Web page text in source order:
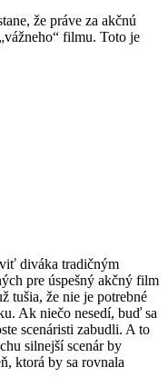
že práve za akčnú
filmu. Toto je
diváka tradičným
pre úspešný akčný film
tušia, že nie je potrebné
Ak niečo nesedí, buď sa
scenáristi zabudli. A to
silnejší scenár by
ktorá by sa rovnala